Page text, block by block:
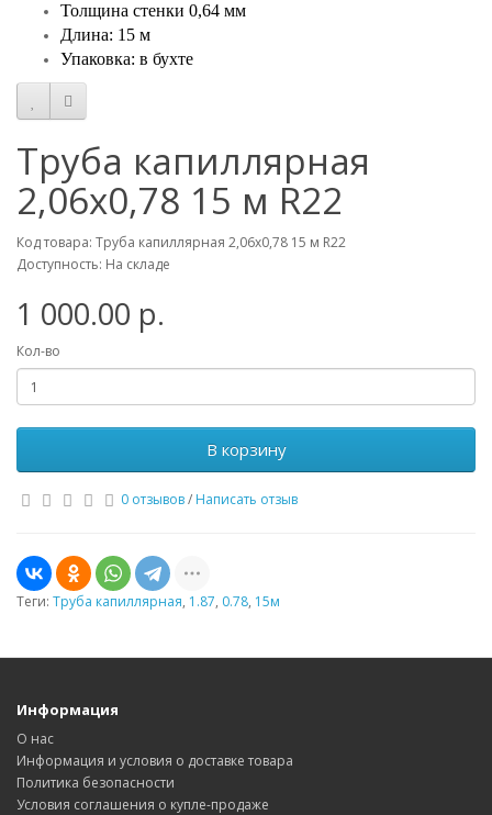
Толщина стенки 0,64 мм
Длина: 15 м
Упаковка: в бухте
Труба капиллярная
2,06х0,78 15 м R22
Код товара: Труба капиллярная 2,06х0,78 15 м R22
Доступность: На складе
1 000.00 р.
Кол-во
В корзину
0 отзывов/ Написать отзыв
Теги: Труба капиллярная, 1.87, 0.78, 15м
Информация
О нас
Информация и условия о доставке товара
Политика безопасности
Условия соглашения о купле-продаже